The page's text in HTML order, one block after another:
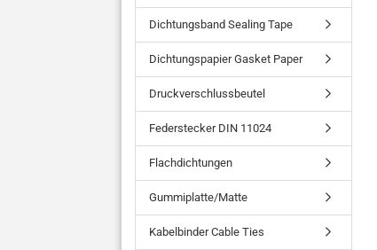
Dichtungsband Sealing Tape
Dichtungspapier Gasket Paper
Druckverschlussbeutel
Federstecker DIN 11024
Flachdichtungen
Gummiplatte/Matte
Kabelbinder Cable Ties